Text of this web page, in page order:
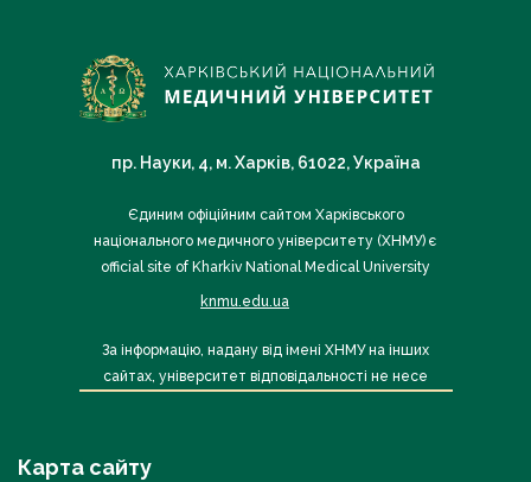
пр. Науки, 4, м. Харків, 61022, Україна
Єдиним офіційним сайтом Харківського
національного медичного університету (ХНМУ) є
official site of Kharkiv National Medical University
knmu.edu.ua
За інформацію, надану від імені ХНМУ на інших
сайтах, університет відповідальності не несе
Карта сайту